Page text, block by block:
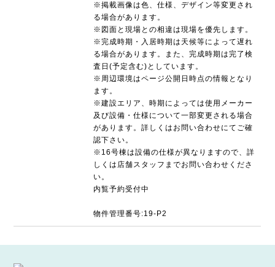
※掲載画像は色、仕様、デザイン等変更され
る場合があります。
※図面と現場との相違は現場を優先します。
※完成時期・入居時期は天候等によって遅れ
る場合があります。また、完成時期は完了検
査日(予定含む)としています。
※周辺環境はページ公開日時点の情報となり
ます。
※建設エリア、時期によっては使用メーカー
及び設備・仕様について一部変更される場合
があります。詳しくはお問い合わせにてご確
認下さい。
※16号棟は設備の仕様が異なりますので、詳
しくは店舗スタッフまでお問い合わせくださ
い。
内覧予約受付中
物件管理番号:19-P2